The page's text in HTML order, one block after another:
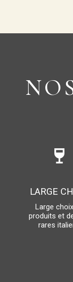
wine_bar
LARGE
Large
produits et
rares